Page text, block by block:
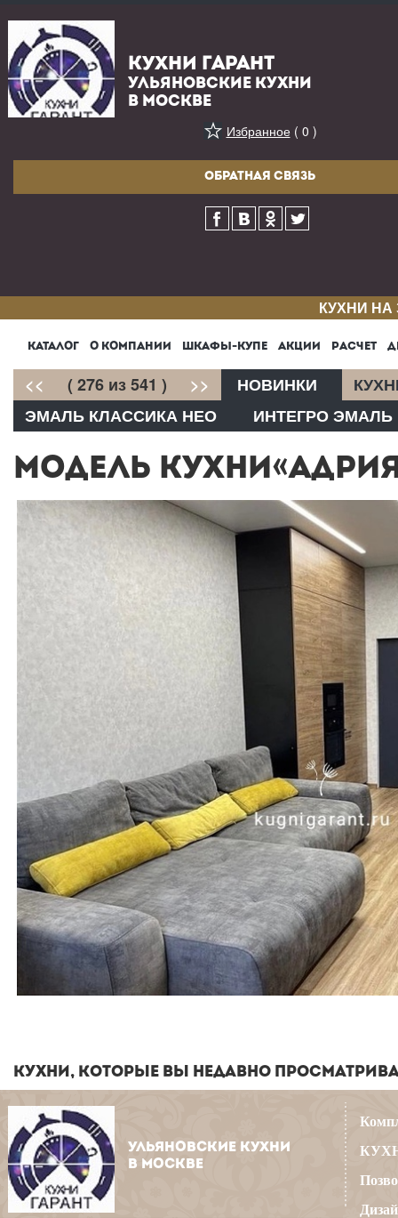
КУХНИ ГАРАНТ
УЛЬЯНОВСКИЕ КУХНИ
В МОСКВЕ
Избранное( 0 )
ОБРАТНАЯ СВЯЗЬ
КУХНИ
КАТАЛОГ О КОМПАНИИ ШКАФЫ-КУПЕ АКЦИИ РАСЧЕТ
<< ( 276 из 541 ) >> НОВИНКИ
ЭМАЛЬ КЛАССИКА НЕО
ИНТЕГРО ЭМАЛЬ
МОДЕЛЬ
КУХНИ, КОТОРЫЕ ВЫ НЕДАВНО
УЛЬЯНОВСКИЕ КУХНИ
В МОСКВЕ